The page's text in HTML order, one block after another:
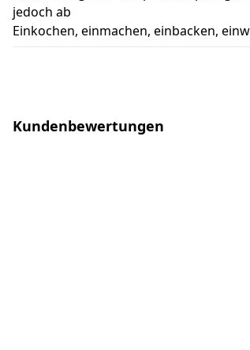
jedoch ab
Einkochen, einmachen, einbacken,
Kundenbewertungen